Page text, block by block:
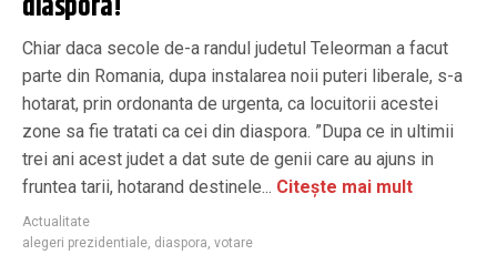
Chiar daca secole de-a randul judetul Teleorman a facut
parte din Romania, dupa instalarea noii puteri liberale, s-a
hotarat, prin ordonanta de urgenta, ca locuitorii acestei
zone sa fie tratati ca cei din diaspora. ”Dupa ce in ultimii
trei ani acest judet a dat sute de genii care au ajuns in
fruntea tarii, hotarand destinele... Citește mai mult
Actualitate
alegeri prezidentiale diaspora votare